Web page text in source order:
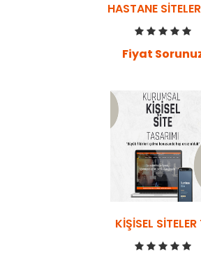
HASTANE
Fiyat
KIŞISEL SITELER